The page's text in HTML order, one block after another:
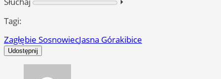
Tagi:
Zagłębie SosnowiecJasna Górakibice
Udostępnij